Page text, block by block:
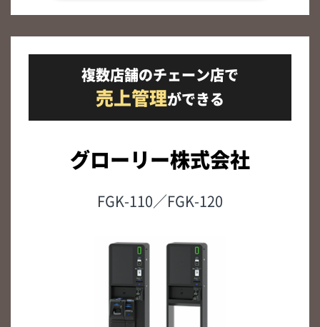
複数店舗のチェーン店で
売上管理ができる
グローリー株式会社
FGK-110／FGK-120